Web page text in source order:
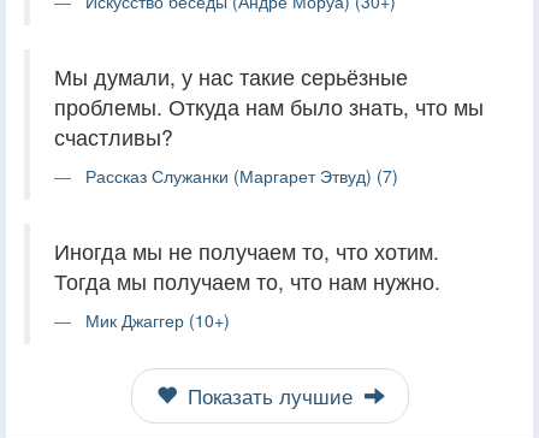
Мы думали, у нас такие серьёзные
проблемы. Откуда нам было знать, что мы
счастливы?
Рассказ Служанки (Маргарет Этвуд) (7)
Иногда мы не получаем то, что хотим.
Тогда мы получаем то, что нам нужно.
Мик Джаггер (10+)
Показать лучшие